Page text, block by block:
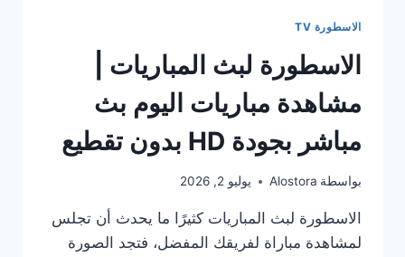
الاسطورة TV
الاسطورة لبث المباريات |
مشاهدة مباريات اليوم بث
مباشر بجودة HD بدون تقطيع
بواسطة Alostora يوليو 2, 2026
الاسطورة لبث المباريات كثيرًا ما يحدث أن تجلس
لمشاهدة مباراة لفريقك المفضل، فتجد الصورة